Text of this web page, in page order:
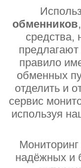
обменников
средства,
правило
обменных
отделить и
сервис
используя
надёжных и